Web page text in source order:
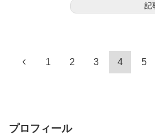
記
1 2 3 4 5
プロフィール